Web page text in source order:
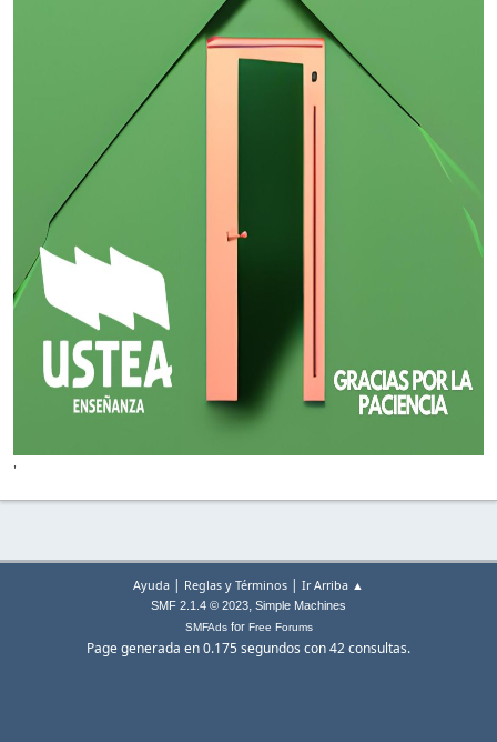
'
Ayuda | Reglas y Términos | Ir Arriba ▲
SMF 2.1.4 © 2023, Simple Machines
SMFAdsfor Free Forums
Page generada en 0.175 segundos con 42 consultas.